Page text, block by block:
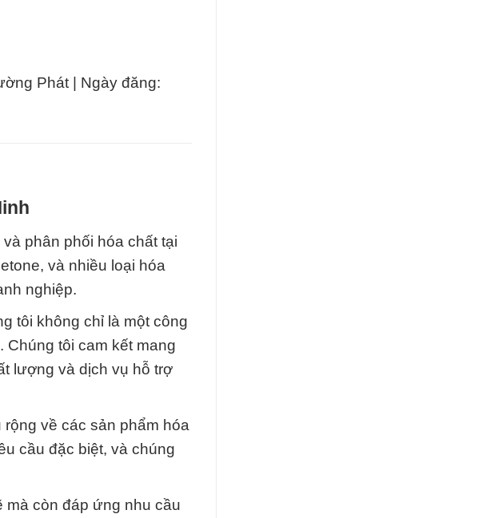
Phát | Ngày đăng:
phân phối hóa chất tại
và nhiều loại hóa
nghiệp.
tôi không chỉ là một công
tôi cam kết mang
lượng và dịch vụ hỗ trợ
về các sản phẩm hóa
cầu đặc biệt, và chúng
mà còn đáp ứng nhu cầu